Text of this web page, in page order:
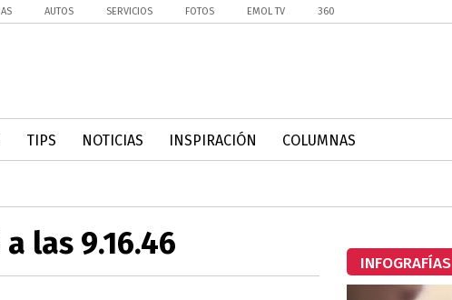
AUTOS SERVICIOS FOTOS EMOL TV 360
TIPS NOTICIAS INSPIRACIÓN COLUMNAS
las 9.16.46
INFOGRAFÍAS